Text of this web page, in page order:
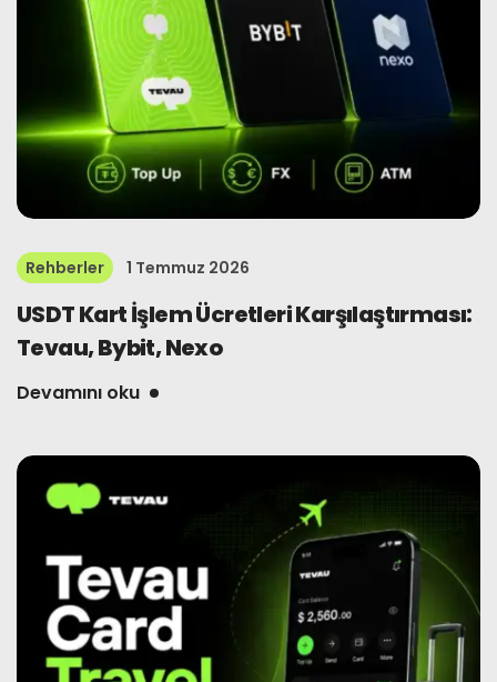
Rehberler 1 Temmuz 2026
USDT Kart İşlem Ücretleri Karşılaştırması:
Tevau, Bybit, Nexo
Devamını oku